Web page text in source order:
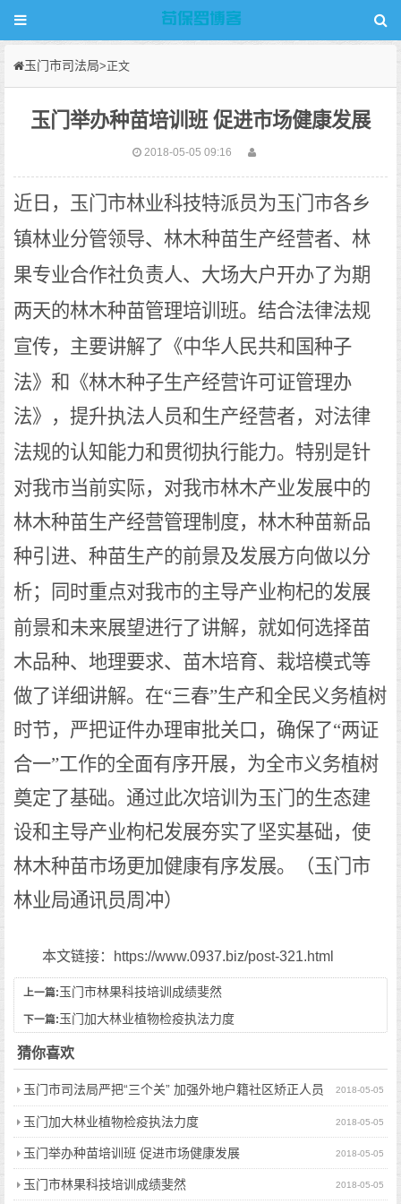
玉门市司法局>正文
玉门举办种苗培训班 促进市场健康发展
2018-05-05 09:16
近日， 玉门市林业科技特派员为玉门市各乡
镇林业分管领导、林木种苗生产经营者、林
果专业合作社负责人、大场大户开办了 为期
两天的林木种苗管理培训班。结合法律法规
宣传，主要讲解了 《中华人民共和国种子
法》 和
《林木种子生产经营许可证管理办
法》，提升执法人员和生产经营者，对法律
法规的认知能力和贯彻执行能力。特别是针
对我市当前实际，对我市林木产业发展中的
林木种苗生产经营管理制度，林木种苗新品
种引进、种苗生产的前景及发展方向做以分
析；同时重点对我市的主导产业枸杞的发展
前景和未来展望进行了讲解，就如何选择苗
木品种、地理要求、苗木培育、栽培模式等
做了详细讲解。在“三春”生产和全民义务植树
时节，严把证件办理审批关口，确保了“两证
合一”工作的全面有序开展，为全市义务植树
奠定了基础。通过此次培训 为玉门 的生态建
设和主导产业枸杞发展夯实了坚实基础，使
林木种苗市场更加健康有序发展。（玉门市
林业局通讯员周冲）
本文链接：https://www.0937.biz/post-321.html
上一篇:玉门市林果科技培训成绩斐然
下一篇:玉门加大林业植物检疫执法力度
猜你喜欢
2018-05-05
玉门市司法局严把“三个关” 加强外地户籍社区矫正人员
监督管理 2018-05-05
玉门加大林业植物检疫执法力度
2018-05-05
玉门举办种苗培训班 促进市场健康发展
2018-05-05
玉门市林果科技培训成绩斐然